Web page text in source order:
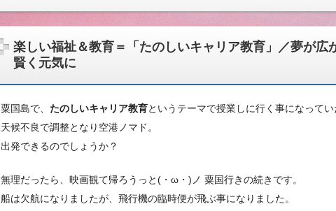
楽しい福祉＆教育＝「たのしいキャリア教育」／夢が広
賢く元気に
粟国島で、 たのしいキャリア教育というテーマで授業しに行く事になってい
天候不良で調整となり空港ノマド。
出発できるのでしょうか？
無理だったら、映画観て帰ろうっと(・ω・)ノ 粟国行きの続きです。
船は欠航になりましたが、飛行機の臨時便が飛ぶ事になりました。